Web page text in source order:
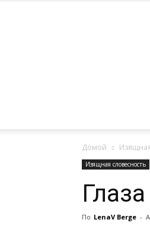
Домой
Изящная словесность
По LenaV Berge -